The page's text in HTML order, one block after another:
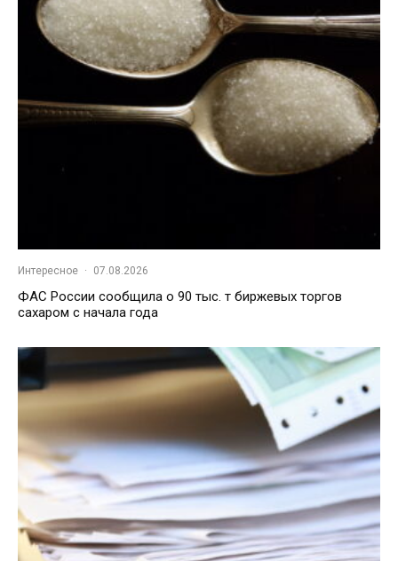
Интересное · 07.08.2026
ФАС России сообщила о 90 тыс. т биржевых торгов
сахаром с начала года